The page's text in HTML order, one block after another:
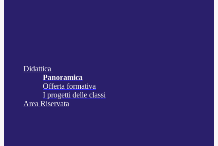
Didattica
Panoramica
Offerta formativa
I progetti delle classi
Area Riservata